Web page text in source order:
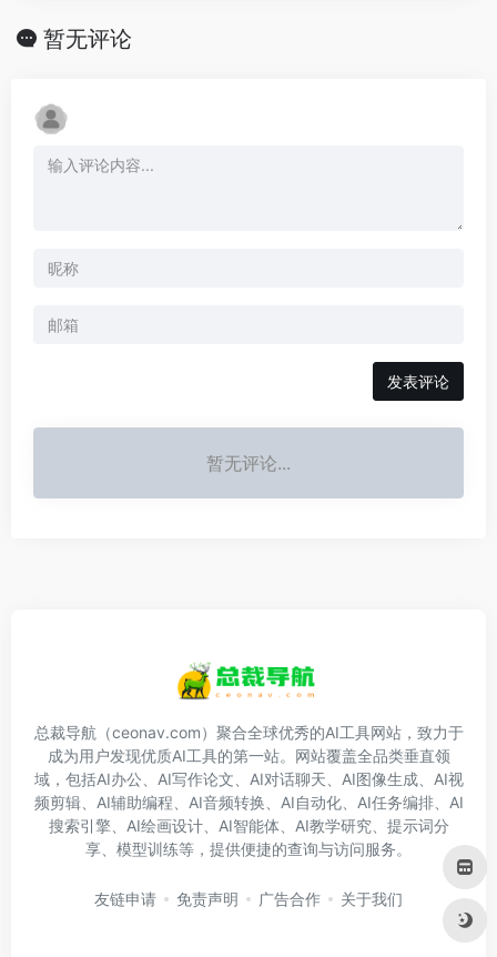
暂无评论
发表评论
暂无评论...
总裁导航（ceonav.com）聚合全球优秀的AI工具网站，致力于
成为用户发现优质AI工具的第一站。网站覆盖全品类垂直领
域，包括AI办公、AI写作论文、AI对话聊天、AI图像生成、AI视
频剪辑、AI辅助编程、AI音频转换、AI自动化、AI任务编排、AI
搜索引擎、AI绘画设计、AI智能体、AI教学研究、提示词分
享、模型训练等，提供便捷的查询与访问服务。
友链申请 免责声明 广告合作 关于我们